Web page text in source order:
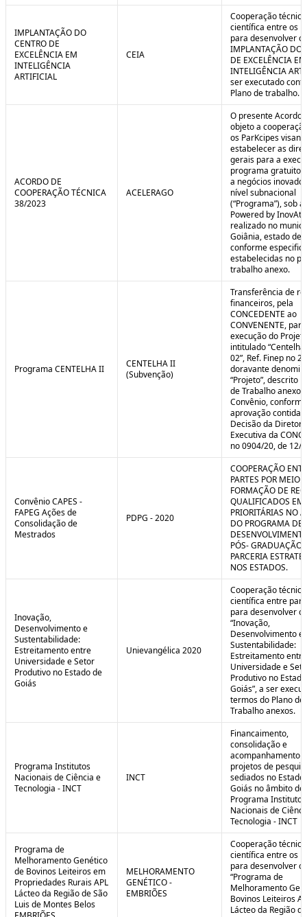
IMPLANTAÇÃO DO
CENTRO DE
EXCELÊNCIA EM
INTELIGÊNCIA
ARTIFICIAL
CEIA
Cooperação
científica entre os
para desenvolver o
IMPLANTAÇÃO DO
DE EXCELÊNCIA EM
INTELIGÊNCIA
ser executado
Plano de trabalho.
ACORDO DE
COOPERAÇÃO TÉCNICA
38/2023
ACELERAGO
O presente Acordo
objeto a
os ParKcipes
estabelecer as
gerais para a
programa gratuito
a negócios
nível subnacional
(“Programa”), sob
Powered by
realizado no
Goiânia, estado de
conforme
estabelecidas no
trabalho anexo.
Programa CENTELHA II
CENTELHA II
(Subvenção)
Transferência de
financeiros, pela
CONCEDENTE ao
CONVENENTE,
execução do Projeto
intitulado
02”, Ref. Finep no
doravante
“Projeto”, descrito
de Trabalho anexo
Convênio, conforme
aprovação contida
Decisão da
Executiva da
no 0904/20, de 12/
Convênio CAPES -
FAPEG Ações de
Consolidação de
Mestrados
PDPG - 2020
COOPERAÇÃO
PARTES POR MEIO
FORMAÇÃO DE
QUALIFICADOS EM
PRIORITÁRIAS NO
DO PROGRAMA DE
PÓS- GRADUAÇÃO
PARCERIA
NOS ESTADOS.
Inovação,
Desenvolvimento e
Sustentabilidade:
Estreitamento entre
Universidade e Setor
Produtivo no Estado de
Goiás
Unievangélica 2020
Cooperação
científica entre
para desenvolver o
“Inovação,
Desenvolvimento e
Sustentabilidade:
Estreitamento entre
Universidade e
Produtivo no
Goiás”, a ser
termos do Plano de
Trabalho anexos.
Programa Institutos
Nacionais de Ciência e
Tecnologia - INCT
INCT
Financaimento,
consolidação e
acompanhamento
projetos de
sediados no Estado
Goiás no âmbito do
Programa Institutos
Nacionais de
Tecnologia - INCT
Programa de
Melhoramento Genético
de Bovinos Leiteiros em
Propriedades Rurais APL
Lácteo da Região de São
Luis de Montes Belos
MELHORAMENTO
GENÉTICO -
EMBRIÕES
Cooperação
científica entre os
para desenvolver o
“Programa de
Melhoramento
Bovinos Leiteiros
Lácteo da Região